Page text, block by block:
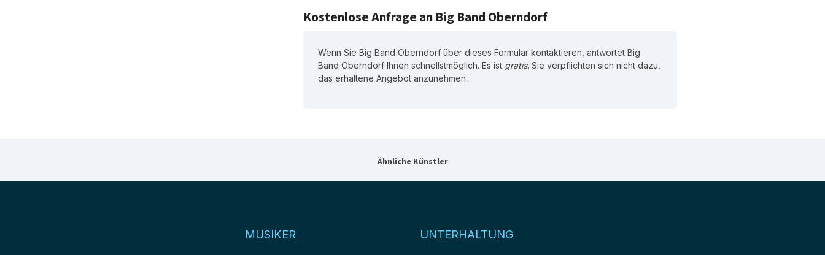
Kostenlose Anfrage an Big Band Oberndorf
Wenn Sie Big Band Oberndorf über dieses Formular kontaktieren, antwortet Big
Band Oberndorf Ihnen schnellstmöglich. Es ist gratis. Sie verpflichten sich nicht dazu,
das erhaltene Angebot anzunehmen.
Ähnliche Künstler
MUSIKER UNTERHALTUNG